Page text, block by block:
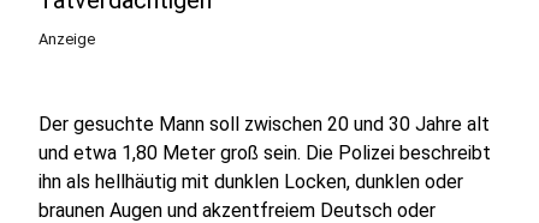
Anzeige
Der gesuchte Mann soll zwischen 20 und 30 Jahre alt
und etwa 1,80 Meter groß sein. Die Polizei beschreibt
ihn als hellhäutig mit dunklen Locken, dunklen oder
braunen Augen und akzentfreiem Deutsch oder